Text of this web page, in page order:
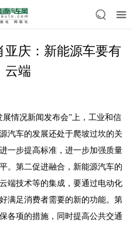
庆：新能源车要有
云端
情况新闻发布会”上，工业和信
汽车的发展还处于爬坡过坎的关
一步提高标准，进一步加强质量
。第二促进融合，新能源汽车的
端技术等的集成，要通过电动化
满足消费者需要的新的功能。第
各项的措施，同时提高公共交通